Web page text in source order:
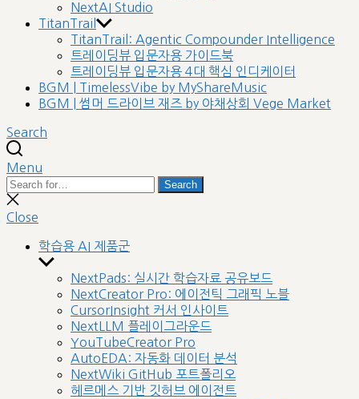
NextAI Studio
TitanTrail
TitanTrail: Agentic Compounder Intelligence
트레이딩뷰 입문자용 가이드북
트레이딩뷰 입문자용 4대 핵심 인디케이터
BGM | TimelessVibe by MyShareMusic
BGM | 썸머 드라이브 재즈 by 야채상회 Vege Market
Search
Menu
Search
for:
Search
Close
search
Close
학습용 AI 제품군
Show
sub
menu
NextPads: 실시간 학습자료 공유보드
NextCreator Pro: 에이전틱 그래픽 노블
CursorInsight 커서 인사이트
NextLLM 플레이그라운드
YouTubeCreator Pro
AutoEDA: 자동화 데이터 분석
NextWiki GitHub 포트폴리오
헤르메스 기반 깃허브 에이전트